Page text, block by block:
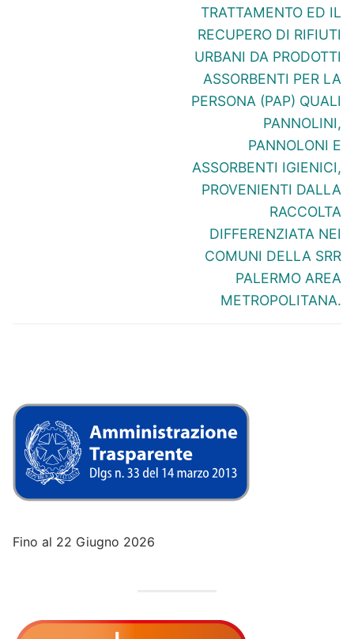
TRATTAMENTO ED IL
RECUPERO DI RIFIUTI
URBANI DA PRODOTTI
ASSORBENTI PER LA
PERSONA (PAP) QUALI
PANNOLINI,
PANNOLONI E
ASSORBENTI IGIENICI,
PROVENIENTI DALLA
RACCOLTA
DIFFERENZIATA NEI
COMUNI DELLA SRR
PALERMO AREA
METROPOLITANA.
Fino al 22 Giugno 2026